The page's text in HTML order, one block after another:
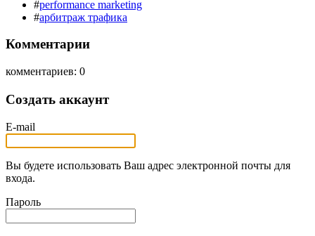
#performance marketing
#арбитраж трафика
Комментарии
комментариев: 0
Создать аккаунт
E-mail
Вы будете использовать Ваш адрес электронной почты для
входа.
Пароль